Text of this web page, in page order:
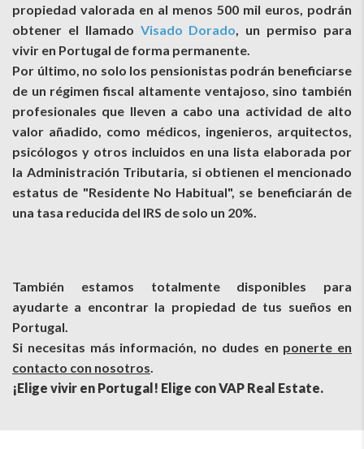
propiedad valorada en al menos 500 mil euros, podrán
obtener el llamado Visado Dorado, un permiso para
vivir en Portugal de forma permanente.
Por último, no solo los pensionistas podrán beneficiarse
de un régimen fiscal altamente ventajoso, sino también
profesionales que lleven a cabo una actividad de alto
valor añadido, como médicos, ingenieros, arquitectos,
psicólogos y otros incluidos en una lista elaborada por
la Administración Tributaria, si obtienen el mencionado
estatus de "Residente No Habitual", se beneficiarán de
una tasa reducida del IRS de solo un 20%.
También estamos totalmente disponibles para
ayudarte a encontrar la propiedad de tus sueños en
Portugal.
Si necesitas más información, no dudes en ponerte en
contacto con nosotros.
¡Elige vivir en Portugal! Elige con VAP Real Estate.